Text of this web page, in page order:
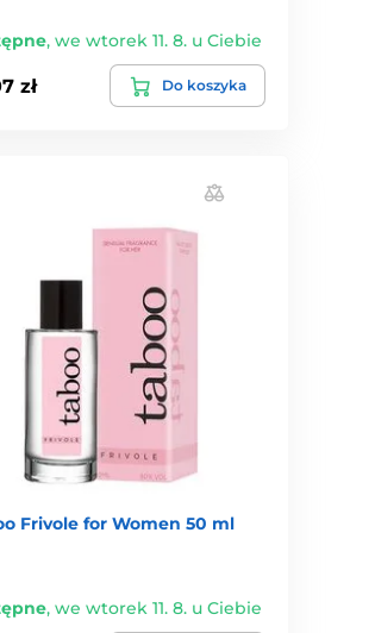
,we wtorek 11. 8. u Ciebie
zł Do koszyka
Frivole for Women 50 ml
,we wtorek 11. 8. u Ciebie